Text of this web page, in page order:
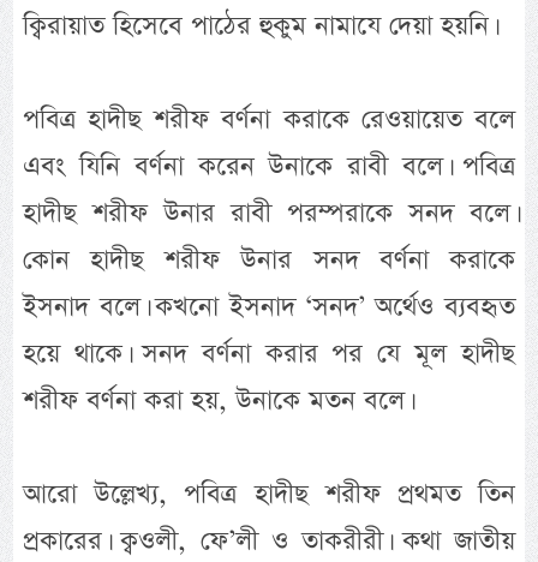
ক্বিরায়াত হিসেবে পাঠের হুকুম নামাযে দেয়া হয়নি।
পবিত্র হাদীছ শরীফ বর্ণনা করাকে রেওয়ায়েত বলে
এবং যিনি বর্ণনা করেন উনাকে রাবী বলে। পবিত্র
হাদীছ শরীফ উনার রাবী পরম্পরাকে সনদ বলে।
কোন হাদীছ শরীফ উনার সনদ বর্ণনা করাকে
ইসনাদ বলে। কখনো ইসনাদ ‘সনদ’ অর্থেও ব্যবহৃত
হয়ে থাকে। সনদ বর্ণনা করার পর যে মূল হাদীছ
শরীফ বর্ণনা করা হয়, উনাকে মতন বলে।
আরো উল্লেখ্য, পবিত্র হাদীছ শরীফ প্রথমত তিন
প্রকারের। ক্বওলী, ফে’লী ও তাকরীরী। কথা জাতীয়